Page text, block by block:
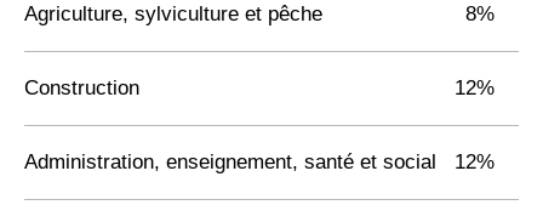
Agriculture, sylviculture et pêche 8%
Construction 12%
Administration, enseignement, santé et social 12%